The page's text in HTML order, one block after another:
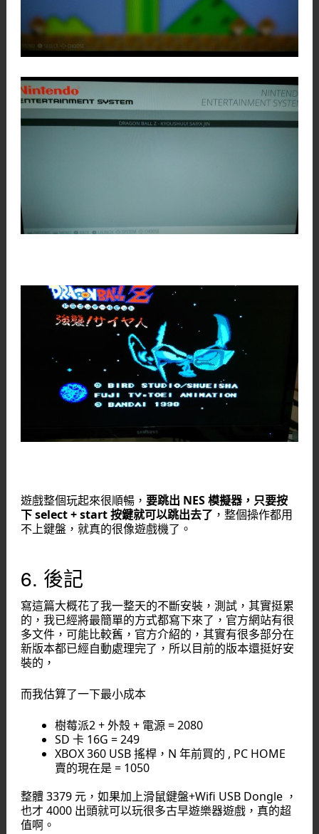
遊戲整個玩起來很順暢， 要跳出 NES 模擬器，只要按
下 select + start 按鍵就可以跳出去了 ，整個操作都用
不上鍵盤，就真的很像遊戲機了。
6. 後記
寫這篇大概花了我一整天的不斷安裝，測試，其實挺累
的，我已經將最簡單的方式都寫下來了，官方網站有很
多文件，可能比較舊，官方介紹的，其實有很多部分在
新版本都已經自動處理完了，所以目前的版本還挺好安
裝的，
而我估算了一下最小成本
樹莓派2 + 外殼 + 電源 = 2080
SD 卡 16G = 249
XBOX 360 USB 搖桿，N 年前買的 , PC HOME
賣的現在是 = 1050
整體 3379 元，如果加上滑鼠鍵盤+Wifi USB Dongle ，
也才 4000 出頭就可以玩很多古早遊樂器遊戲，真的超
值啊。